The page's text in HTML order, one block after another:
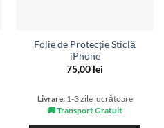
Folie de Protecție Sticlă
iPhone
75,00 lei
Livrare:1-3 zile lucrătoare
🚚 Transport Gratuit